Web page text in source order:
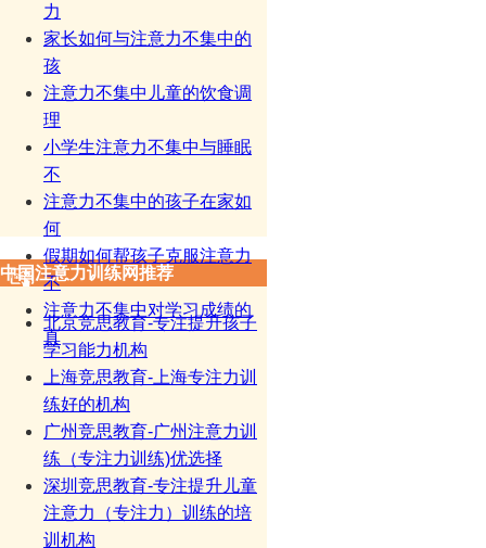
力
家长如何与注意力不集中的
孩
注意力不集中儿童的饮食调
理
小学生注意力不集中与睡眠
不
注意力不集中的孩子在家如
何
假期如何帮孩子克服注意力
不
注意力不集中对学习成绩的
真
中国注意力训练网推荐
北京竞思教育-专注提升孩子
学习能力机构
上海竞思教育-上海专注力训
练好的机构
广州竞思教育-广州注意力训
练（专注力训练)优选择
深圳竞思教育-专注提升儿童
注意力（专注力）训练的培
训机构